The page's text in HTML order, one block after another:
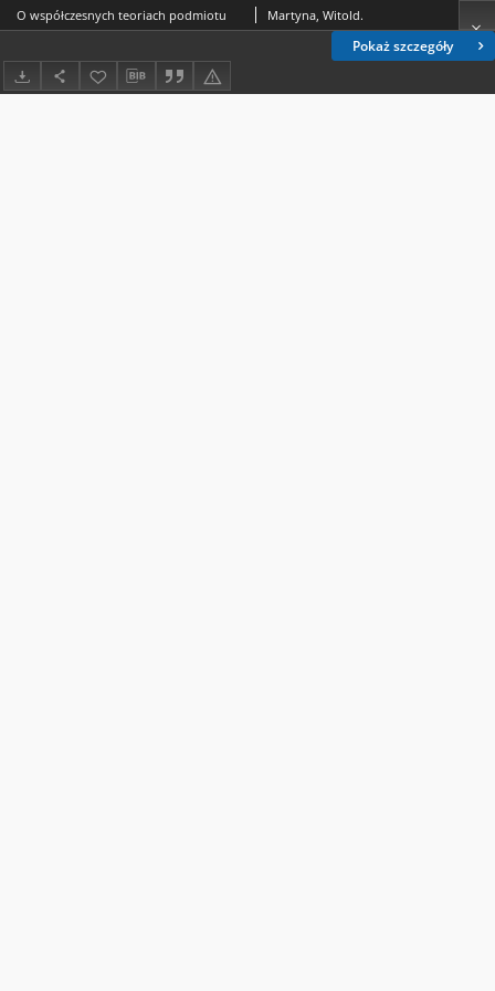
Pokaż szczegóły
O współczesnych teoriach podmiotu Martyna, Witold.